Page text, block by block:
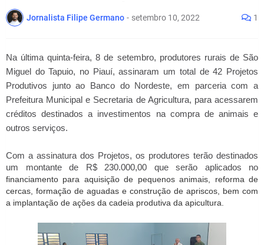
Jornalista Filipe Germano - setembro 10, 2022 1
Na última quinta-feira, 8 de setembro, produtores rurais de São
Miguel do Tapuio, no Piauí, assinaram um total de 42 Projetos
Produtivos junto ao Banco do Nordeste, em parceria com a
Prefeitura Municipal e Secretaria de Agricultura, para acessarem
créditos destinados a investimentos na compra de animais e
outros serviços.
Com a assinatura dos Projetos, os produtores terão destinados
financiamento para aquisição de pequenos animais, reforma de
cercas, formação de aguadas e construção de apriscos, bem com
a implantação de ações da cadeia produtiva da apicultura.